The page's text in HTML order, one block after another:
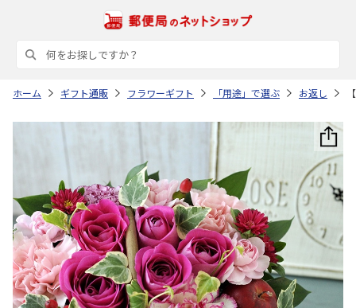
ホーム ギフト通販 フラワーギフト 「用途」で選ぶ お返し